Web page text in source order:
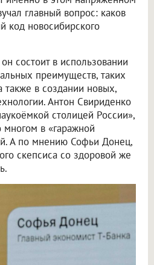
главный вопрос: каков
код новосибирского
состоит в использовании
преимуществ, таких
также в создании новых,
Антон Свириденко
столицей России»,
многом в «гаражной
А по мнению Софьи Донец,
скепсиса со здоровой же